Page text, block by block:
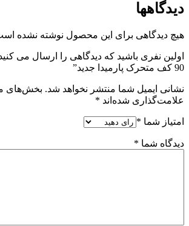
دیدگاهها
هیچ دیدگاهی برای این محصول نوشته نشده
اولین نفری باشید که دیدگاهی را ارسال می
90 کف متحرک پارمیدا جدید”
نشانی ایمیل شما منتشر نخواهد شد. بخش‌های
علامت‌گذاری شده‌اند *
امتیاز شما *
دیدگاه شما *